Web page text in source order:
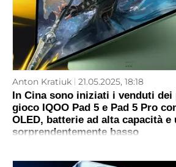
Anton Kratiuk 21.05.2025, 18:18
In Cina sono iniziati i venduti
gioco IQOO Pad 5 e Pad 5 Pro
OLED, batterie ad alta capacità e
sorprendentemente basso